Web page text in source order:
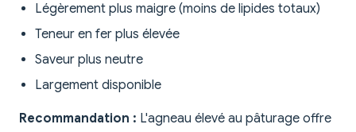
Légèrement plus maigre (moins de lipides totaux)
Teneur en fer plus élevée
Saveur plus neutre
Largement disponible
Recommandation : L'agneau élevé au pâturage offre